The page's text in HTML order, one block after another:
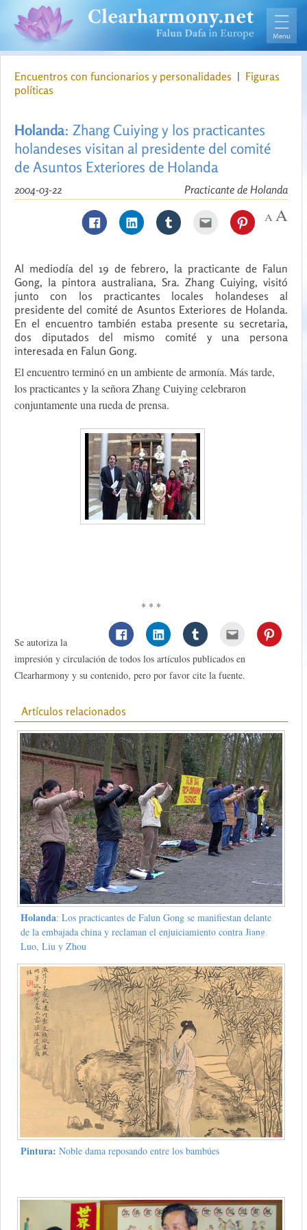
Encuentros con funcionarios y personalidades | Figuras
políticas
Holanda: Zhang Cuiying y los practicantes
holandeses visitan al presidente del comité
de Asuntos Exteriores de Holanda
Practicante de Holanda
2004-03-22
Al mediodía del 19 de febrero, la practicante de Falun
Gong, la pintora australiana, Sra. Zhang Cuiying, visitó
junto con los practicantes locales holandeses al
presidente del comité de Asuntos Exteriores de Holanda.
En el encuentro también estaba presente su secretaria,
dos diputados del mismo comité y una persona
interesada en Falun Gong.
El encuentro terminó en un ambiente de armonía. Más tarde,
los practicantes y la señora Zhang Cuiying celebraron
conjuntamente una rueda de prensa.
* * *
Se autoriza la
impresión y circulación de todos los artículos publicados en
Clearharmony y su contenido, pero por favor cite la fuente.
Artículos relacionados
Holanda: Los practicantes de Falun Gong se manifiestan delante
de la embajada china y reclaman el enjuiciamiento contra Jiang,
Luo, Liu y Zhou
Pintura: Noble dama reposando entre los bambúes